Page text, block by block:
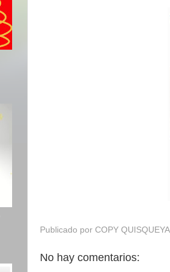
Publicado por COPY QUISQUEYA
No hay comentarios: